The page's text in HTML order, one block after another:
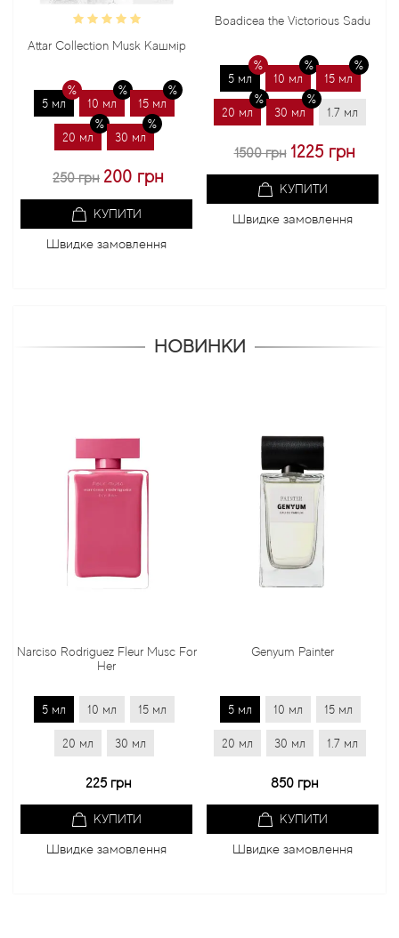
Attar Collection Musk Кашмір
5 мл 10 мл 15 мл
20 мл 30 мл
250 грн 200 грн
КУПИТИ
Швидке замовлення
Boadicea the Victorious Sadu
5 мл 10 мл 15 мл
20 мл 30 мл 1.7 мл
1500 грн 1225 грн
КУПИТИ
Швидке замовлення
НОВИНКИ
Narciso Rodriguez Fleur Musc For
Her
5 мл 10 мл 15 мл
20 мл 30 мл
225 грн
КУПИТИ
Швидке замовлення
Genyum Painter
5 мл 10 мл 15 мл
20 мл 30 мл 1.7 мл
850 грн
КУПИТИ
Швидке замовлення